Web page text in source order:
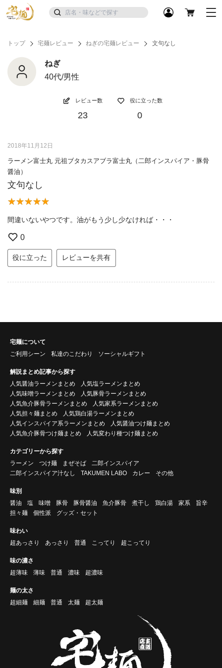
トップ 宅麺レビュー ねぎの宅麺レビュー 文句なし
ねぎ
40代/男性
レビュー数
23
役に立った数
0
2018年11月12日
ラーメン富士丸 元祖ブタカスアブラ富士丸（二郎インスパイア・豚骨
醤油）
文句なし
間違いないやつです。油がもう少し少なければ・・・
0
役に立った レビューを共有
宅麺について
ご利用シーン
私達のこだわり ソーシャルギフト
解説まとめ記事から探す
人気醤油ラーメンまとめ
人気塩ラーメンまとめ
人気味噌ラーメンまとめ
人気豚骨ラーメンまとめ
人気魚介豚骨ラーメンまとめ
人気家系ラーメンまとめ
人気担々麺まとめ
人気鶏白湯ラーメンまとめ
人気インスパイア系ラーメンまとめ
人気醤油つけ麺まとめ
人気魚介豚骨つけ麺まとめ
人気変わり種つけ麺まとめ
カテゴリーから探す
ラーメン
つけ麺 まぜそば
二郎インスパイア
二郎インスパイア汁なし
TAKUMEN LABO カレー その他
味別
醤油
塩 味噌 豚骨 豚骨醤油 魚介豚骨 煮干し 鶏白湯 家系
旨辛
担々麺
個性派 グッズ・セット
味わい
超あっさり
あっさり 普通 こってり 超こってり
味の濃さ
超薄味
薄味 普通 濃味 超濃味
麺の太さ
超細麺
細麺 普通 太麺 超太麺